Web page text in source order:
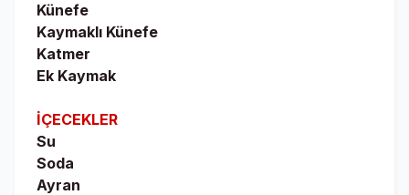
Künefe
Kaymaklı Künefe
Katmer
Ek Kaymak
İÇECEKLER
Su
Soda
Ayran